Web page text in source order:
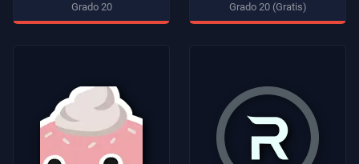
Grado 20 Grado 20 (Gratis)